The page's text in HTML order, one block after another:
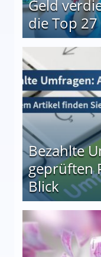
Geld
die Top 27
Bezahlte
geprüften
Blick
auf einen Blick